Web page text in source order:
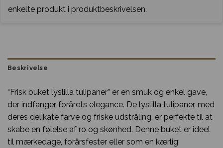
enkelte produkt i produktbeskrivelsen.
Beskrivelse
“Frisk buket lyslilla tulipaner” er en smuk og enkel gave,
der indfanger forårets elegance. De lyslilla tulipaner, med
deres delikate farve og friske udstråling, er perfekte til at
skabe en følelse af ro og skønhed. Denne buket er ideel
til mærkedage, forårsfester eller som en kærlig